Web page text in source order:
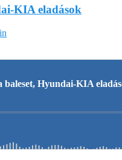
KIA eladások